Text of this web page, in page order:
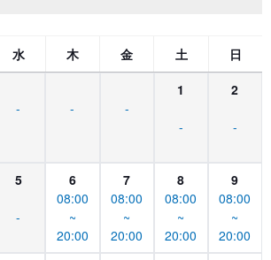
水 木 金 土 日
- - -
1
-
2
-
5
-
6
08:00
~
20:00
7
08:00
~
20:00
8
08:00
~
20:00
9
08:00
~
20:00